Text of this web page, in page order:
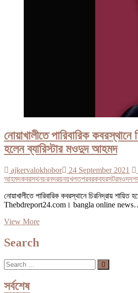
নোয়াখালীতে পারিবারিক কবরস্থানে
হলেন ব্যারিস্টার মওদুদ আহমদ
ajkervalokhobor 24 September 2021
আহমদকবরসথনচরনদরয়নয়খলতপরবরকবযরসটরমওদদ
নোয়াখালীতে পারিবারিক কবরস্থানে চিরনিদ্রায়
Thebdreport24.com। bangla online
View Moreনোয়াখালীতে
Search
Search
…
সর্বশেষ